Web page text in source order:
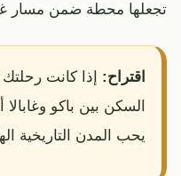
تجعلها محطة ضمن مسار
اقتراح:
السكن بين باكو
يحب المدن التاريخية